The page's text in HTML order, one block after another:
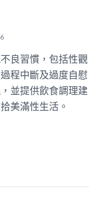
良習慣，包括性觀
程中斷及過度自慰
並提供飲食調理建
美滿性生活。